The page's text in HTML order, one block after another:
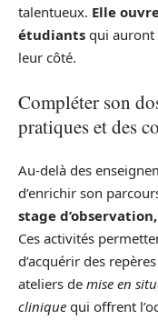
talentueux. Elle
étudiants qui auront
leur côté.
Compléter son
pratiques et des
Au-delà des
d’enrichir son
stage
Ces activités
d’acquérir des
ateliers de mise en
clinique qui offrent